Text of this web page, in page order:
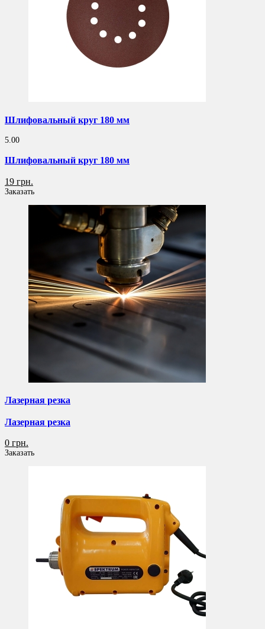
Шлифовальный круг 180 мм
5.00
Шлифовальный круг 180 мм
19 грн.
Заказать
Лазерная резка
Лазерная резка
0 грн.
Заказать